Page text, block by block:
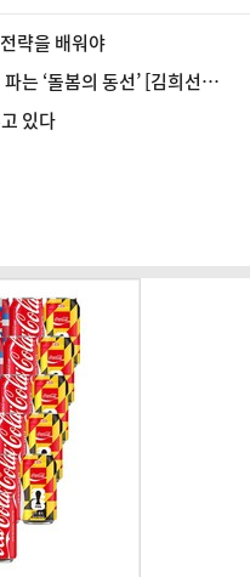
략을 배워야
는 ‘돌봄의 동선’ [김희선의
있다